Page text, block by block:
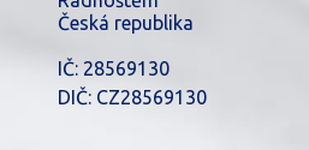
Česká republika
IČ: 28569130
DIČ: CZ28569130